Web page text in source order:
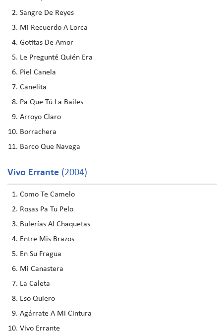
Sangre De Reyes
Mi Recuerdo A Lorca
Gotitas De Amor
Le Pregunté Quién Era
Piel Canela
Canelita
Pa Que Tú La Bailes
Arroyo Claro
Borrachera
Barco Que Navega
Vivo Errante (2004)
Como Te Camelo
Rosas Pa Tu Pelo
Bulerías Al Chaquetas
Entre Mis Brazos
En Su Fragua
Mi Canastera
La Caleta
Eso Quiero
Agárrate A Mi Cintura
Vivo Errante